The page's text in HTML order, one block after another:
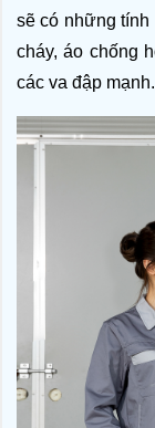
sẽ có những
cháy, áo chống
các va đập mạnh.